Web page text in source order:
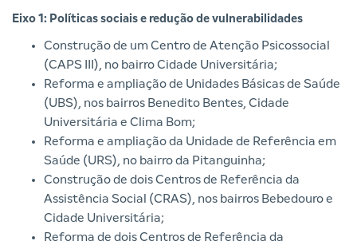
Eixo 1: Políticas sociais e redução de vulnerabilidades
Construção de um Centro de Atenção Psicossocial
(CAPS III), no bairro Cidade Universitária;
Reforma e ampliação de Unidades Básicas de Saúde
(UBS), nos bairros Benedito Bentes, Cidade
Universitária e Clima Bom;
Reforma e ampliação da Unidade de Referência em
Saúde (URS), no bairro da Pitanguinha;
Construção de dois Centros de Referência da
Assistência Social (CRAS), nos bairros Bebedouro e
Cidade Universitária;
Reforma de dois Centros de Referência da